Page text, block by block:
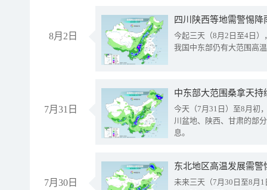
8月2日
今起三天（8月2日至4日
我国中东部仍有大范围高
7月31日
中东部大范围桑拿天
今天（7月31日）至8月初
川盆地、陕西、甘肃的部
息。
7月30日
东北地区高温发展需
未来三天（7月30日至8月